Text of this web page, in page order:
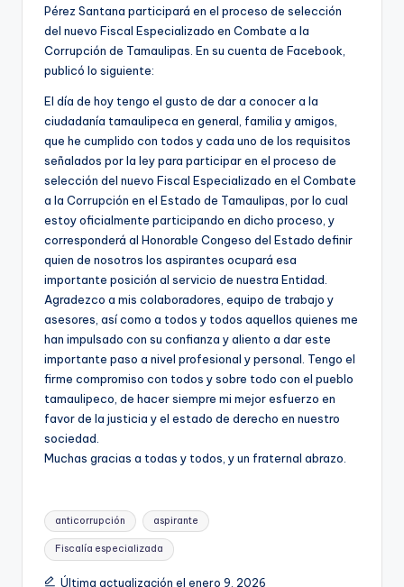
Pérez Santana participará en el proceso de selección
del nuevo Fiscal Especializado en Combate a la
Corrupción de Tamaulipas. En su cuenta de Facebook,
publicó lo siguiente:
El día de hoy tengo el gusto de dar a conocer a la
ciudadanía tamaulipeca en general, familia y amigos,
que he cumplido con todos y cada uno de los requisitos
señalados por la ley para participar en el proceso de
selección del nuevo Fiscal Especializado en el Combate
a la Corrupción en el Estado de Tamaulipas, por lo cual
estoy oficialmente participando en dicho proceso, y
corresponderá al Honorable Congeso del Estado definir
quien de nosotros los aspirantes ocupará esa
importante posición al servicio de nuestra Entidad.
Agradezco a mis colaboradores, equipo de trabajo y
asesores, así como a todos y todos aquellos quienes me
han impulsado con su confianza y aliento a dar este
importante paso a nivel profesional y personal. Tengo el
firme compromiso con todos y sobre todo con el pueblo
tamaulipeco, de hacer siempre mi mejor esfuerzo en
favor de la justicia y el estado de derecho en nuestro
sociedad.
Muchas gracias a todas y todos, y un fraternal abrazo.
Etiquetas:
anticorrupción aspirante
Fiscalía especializada
Última actualización el enero 9, 2026